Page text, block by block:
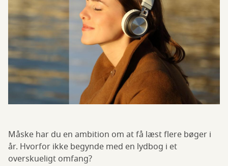
Måske har du en ambition om at få læst flere bøger i
år. Hvorfor ikke begynde med en lydbog i et
overskueligt omfang?